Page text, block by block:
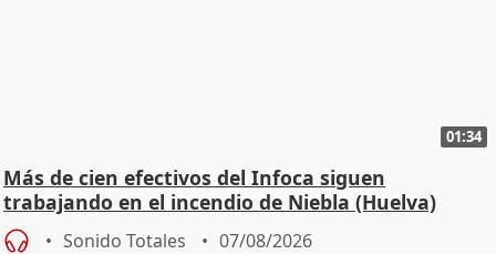
01:34
Más de cien efectivos del Infoca siguen
trabajando en el incendio de Niebla (Huelva)
Sonido Totales 07/08/2026